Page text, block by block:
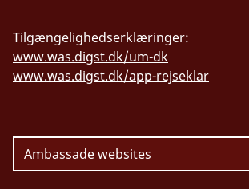
Tilgængelighedserklæringer:
www.was.digst.dk/um-dk
www.was.digst.dk/app-rejseklar